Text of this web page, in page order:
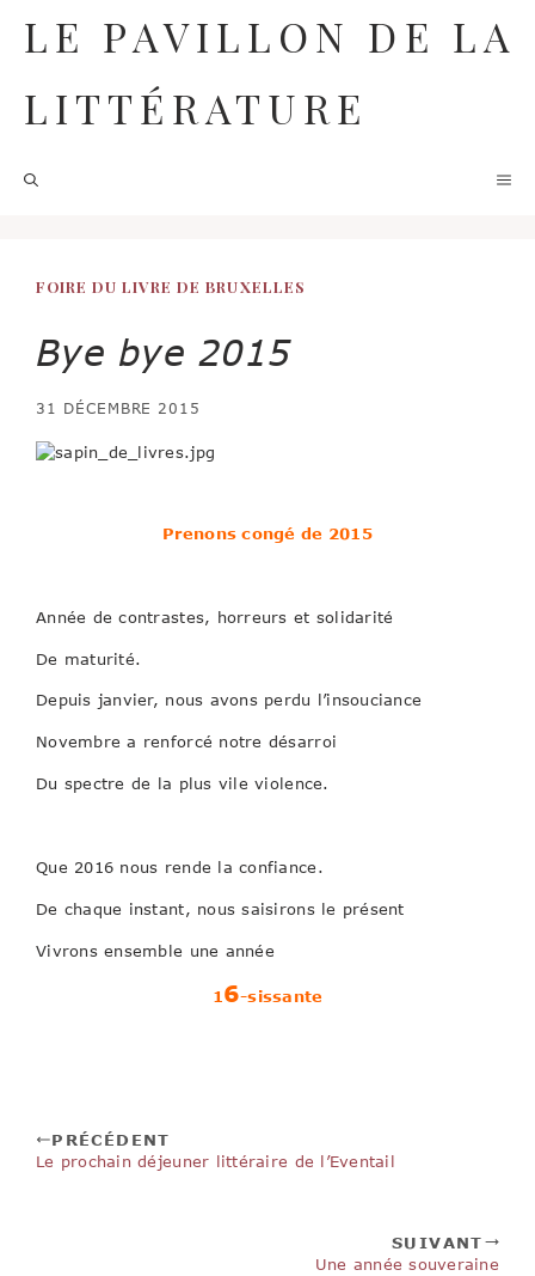
contenu
LE PAVILLON DE LA
LITTÉRATURE
FOIRE DU LIVRE DE BRUXELLES
Bye bye 2015
31 DÉCEMBRE 2015
Prenons congé de 2015
Année de contrastes, horreurs et solidarité
De maturité.
Depuis janvier, nous avons perdu l’insouciance
Novembre a renforcé notre désarroi
Du spectre de la plus vile violence.
Que 2016 nous rende la confiance.
De chaque instant, nous saisirons le présent
Vivrons ensemble une année
16-sissante
PRÉCÉDENT
Le prochain déjeuner littéraire de l’Eventail
SUIVANT
Une année souveraine